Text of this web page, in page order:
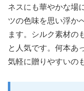
ネスにも華やかな場
ツの色味を思い浮か
ます。シルク素材の
と人気です。何本あ
気軽に贈りやすいの